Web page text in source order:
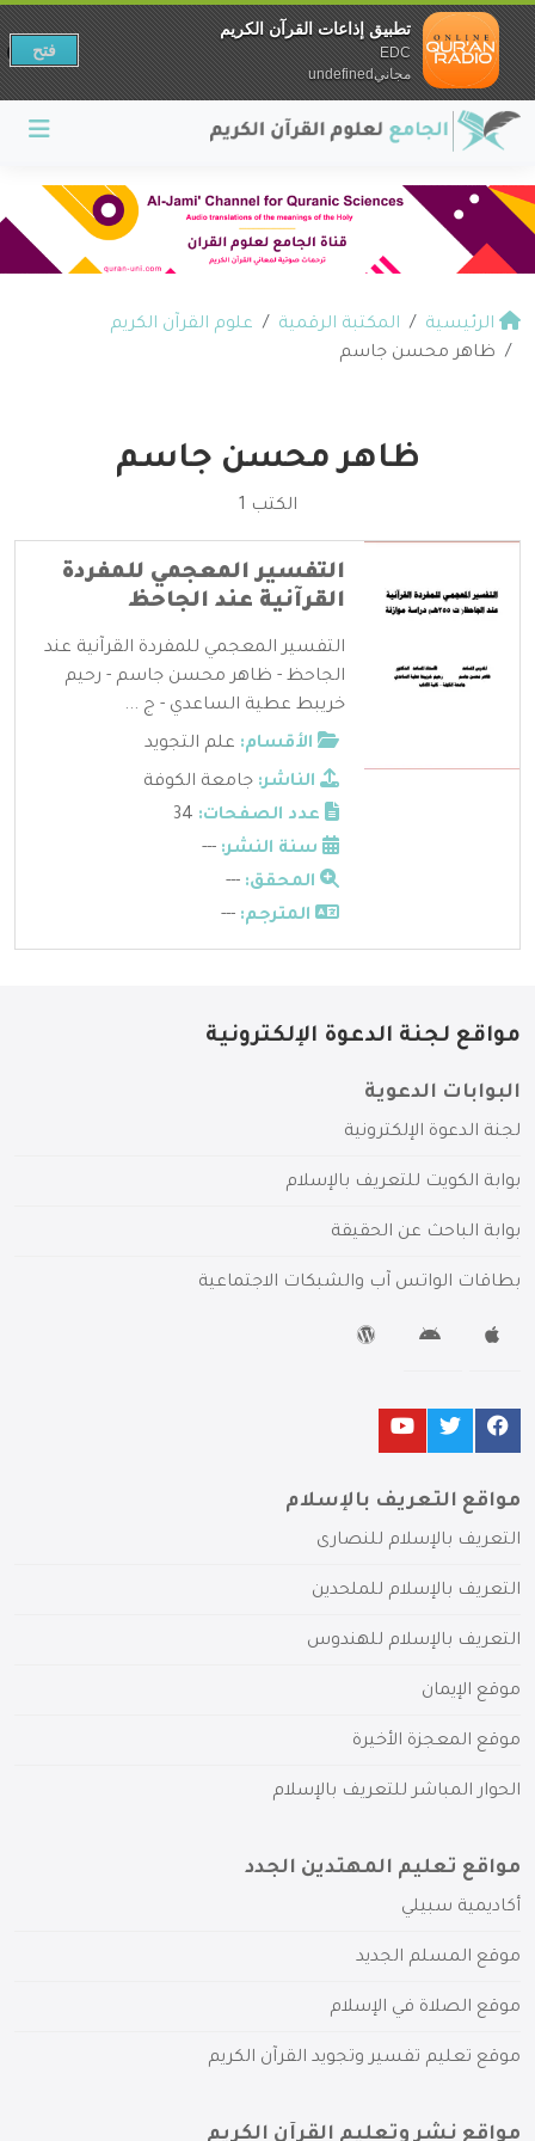
الرئيسية المكتبة الرقمية
علوم القرآن الكريم
ظاهر محسن جاسم
ظاهر محسن جاسم
الكتب 1
التفسير المعجمي للمفردة
القرآنية عند الجاحظ
التفسير المعجمي للمفردة القرآنية عند
الجاحظ - ظاهر محسن جاسم - رحيم
خريبط عطية الساعدي - ج ...
الأقسام: علم التجويد
الناشر: جامعة الكوفة
عدد الصفحات:
سنة النشر: ---
المحقق: ---
المترجم: ---
مواقع لجنة الدعوة الإلكترونية
البوابات الدعوية
لجنة الدعوة الإلكترونية
بوابة الكويت للتعريف بالإسلام
بوابة الباحث عن الحقيقة
بطاقات الواتس آب والشبكات الاجتماعية
مواقع التعريف بالإسلام
التعريف بالإسلام للنصارى
التعريف بالإسلام للملحدين
التعريف بالإسلام للهندوس
موقع الإيمان
موقع المعجزة الأخيرة
الحوار المباشر للتعريف بالإسلام
مواقع تعليم المهتدين الجدد
أكاديمية سبيلي
موقع المسلم الجديد
موقع الصلاة في الإسلام
موقع تعليم تفسير وتجويد القرآن الكريم
مواقع نشر وتعليم القرآن الكريم
تطبيق إذاعات القرآن الكريم
EDC
مجانيundefined
فتح